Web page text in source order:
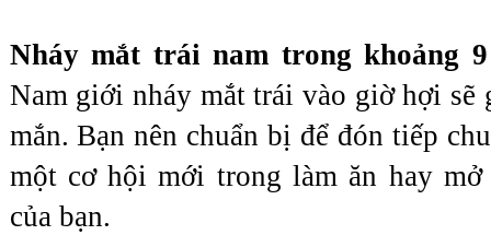
Nam giới nháy mắt trái vào giờ hợi sẽ
mắn. Bạn nên chuẩn bị để đón tiếp
một cơ hội mới trong làm ăn hay
của bạn.